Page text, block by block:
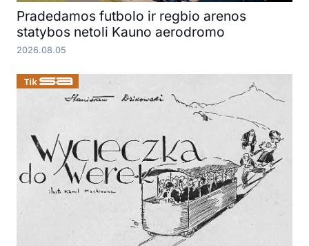
Pradedamos futbolo ir regbio arenos
statybos netoli Kauno aerodromo
2026.08.05